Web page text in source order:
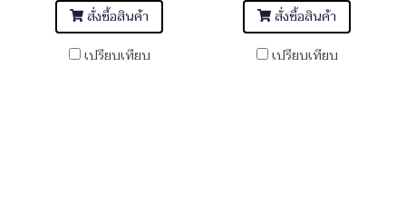
สั่งซื้อสินค้า
เปรียบเทียบ
สั่งซื้อสินค้า
เปรียบเทียบ